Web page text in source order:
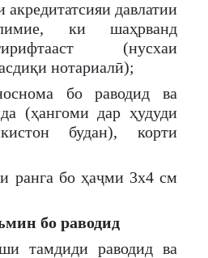
давлатии
ки шаҳрванд
(нусхаи
нотариалӣ);
бо раводид ва
(ҳангоми дар ҳудуди
будан), корти
ранга бо ҳаҷми 3х4 см
бо раводид
тамдиди раводид ва